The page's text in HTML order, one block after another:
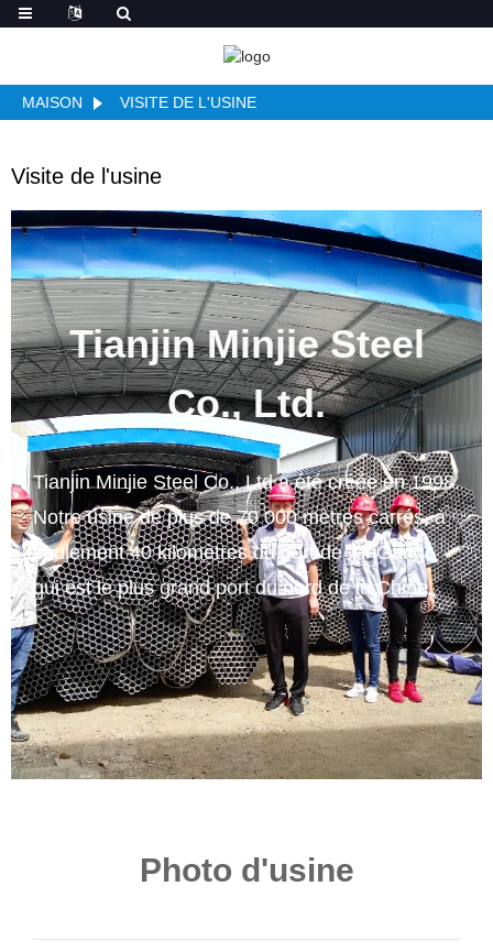
MAISON VISITE DE L'USINE
Visite de l'usine
Tianjin Minjie Steel
Co., Ltd.
Tianjin Minjie Steel Co., Ltd a été créée en 1998.
Notre usine de plus de 70 000 mètres carrés, à
seulement 40 kilomètres du port de XinGang,
qui est le plus grand port du nord de la Chine.
Photo d'usine